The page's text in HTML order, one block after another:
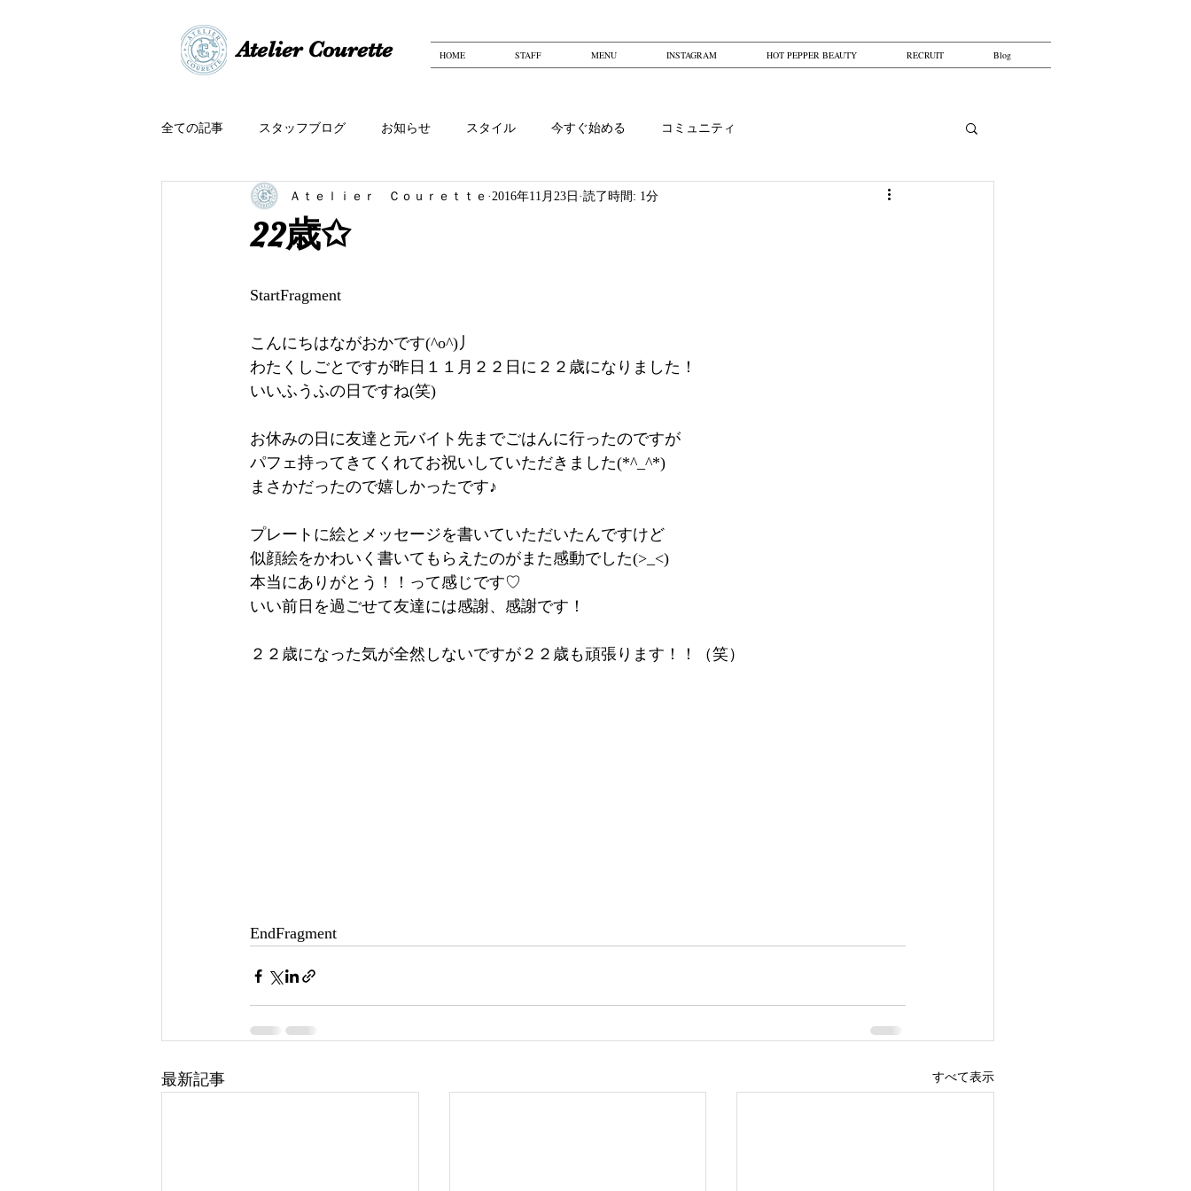
​​Atelier Courette​ HOME STAFF MENU INSTAGRAM HOT PEPPER BEAUTY RECRUIT Blog
全ての記事 スタッフブログ お知らせ スタイル 今すぐ始める コミュニティ
22歳✩
Ａｔｅｌｉｅｒ Ｃｏｕｒｅｔｔｅ 2016年11月23日 読了時間: 1分
StartFragment
こんにちはながおかです(^o^)丿
わたくしごとですが昨日１１月２２日に２２歳になりました！
いいふうふの日ですね(笑)
お休みの日に友達と元バイト先までごはんに行ったのですが
パフェ持ってきてくれてお祝いしていただきました(*^_^*)
まさかだったので嬉しかったです♪
プレートに絵とメッセージを書いていただいたんですけど
似顔絵をかわいく書いてもらえたのがまた感動でした(>_<)
本当にありがとう！！って感じです♡
いい前日を過ごせて友達には感謝、感謝です！
２２歳になった気が全然しないですが２２歳も頑張ります！！（笑）
EndFragment
最新記事 すべて表示